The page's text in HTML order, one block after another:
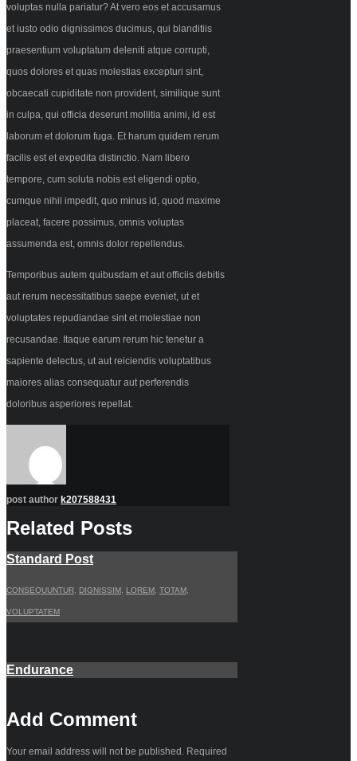
voluptas nulla pariatur? At vero eos et accusamus
et iusto odio dignissimos ducimus, qui blanditiis
praesentium voluptatum deleniti atque corrupti,
quos dolores et quas molestias excepturi sint,
obcaecati cupiditate non provident, similique sunt
in culpa, qui officia deserunt mollitia animi, id est
laborum et dolorum fuga. Et harum quidem rerum
facilis est et expedita distinctio. Nam libero
tempore, cum soluta nobis est eligendi optio,
cumque nihil impedit, quo minus id, quod maxime
placeat, facere possimus, omnis voluptas
assumenda est, omnis dolor repellendus.
Temporibus autem quibusdam et aut officiis debitis
aut rerum necessitatibus saepe eveniet, ut et
voluptates repudiandae sint et molestiae non
recusandae. Itaque earum rerum hic tenetur a
sapiente delectus, ut aut reiciendis voluptatibus
maiores alias consequatur aut perferendis
doloribus asperiores repellat.
post author k207588431
Related Posts
Standard Post
CONSEQUUNTUR, DIGNISSIM, LOREM, TOTAM,
VOLUPTATEM
Endurance
Add Comment
Your email address will not be published. Required